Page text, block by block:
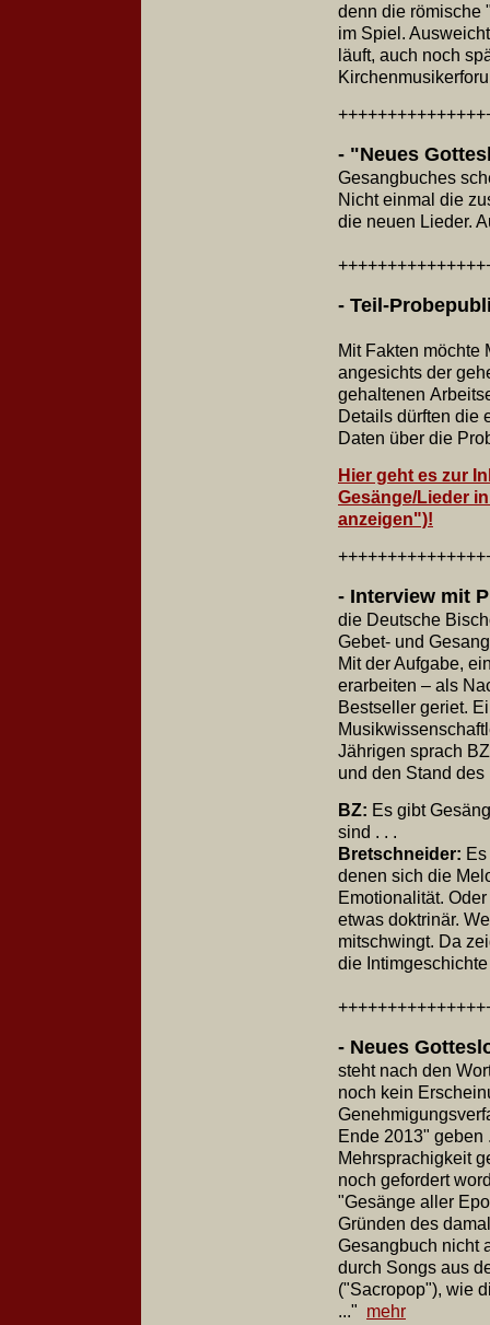
denn die römische
im Spiel.
läuft, auch noch
- "Neues
Gesangbuches
Nicht einmal die
die neuen Lieder.
- Teil-
Mit Fakten möchte
angesichts der
gehaltenen
Details dürften die
Daten über die
Hier geht es zur
Gesänge/Lieder
anzeigen")!
- Interview mit
die Deutsche
Gebet- und
Mit der Aufgabe,
erarbeiten – als
Bestseller geriet.
Jährigen sprach
und den Stand des
BZ: Es gibt
sind . . .
Bretschneider:
denen sich die
Emotionalität.
etwas doktrinär.
mitschwingt. Da
die
- Neues
steht nach den
noch kein
Ende 2013" geben
Mehrsprachigkeit
noch gefordert
"Gesänge aller
Gründen des
Gesangbuch nicht
durch Songs aus
("Sacropop"), wie
..." mehr